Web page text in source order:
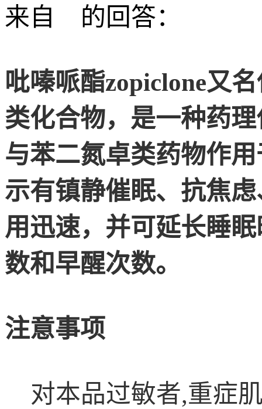
来自 的回答：
吡嗪哌酯zopiclone又
类化合物，是一种药
与苯二氮卓类药物作
示有镇静催眠、抗焦
用迅速，并可延长睡
数和早醒次数。
注意事项
对本品过敏者,重症